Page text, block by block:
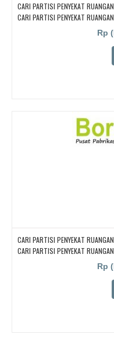
CARI PARTISI PENYEKAT
CARI PARTISI PENYEKAT
CARI PARTISI PENYEKAT
CARI PARTISI PENYEKAT
CARI PARTISI PENYEKAT
Rp
CARI PARTISI PENYEKAT
CARI PARTISI PENYEKAT
CARI PARTISI PENYEKAT
CARI PARTISI PENYEKAT
CARI PARTISI PENYEKAT
Rp